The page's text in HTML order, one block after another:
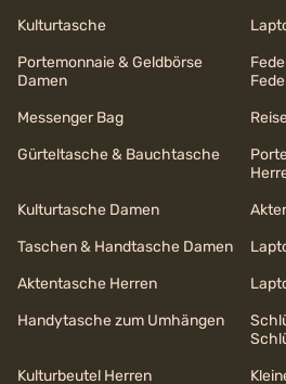
Kulturtasche
Portemonnaie & Geldbörse
Damen
Messenger Bag
Gürteltasche & Bauchtasche
Kulturtasche Damen
Taschen & Handtasche Damen
Aktentasche Herren
Handytasche zum Umhängen
Kulturbeutel Herren